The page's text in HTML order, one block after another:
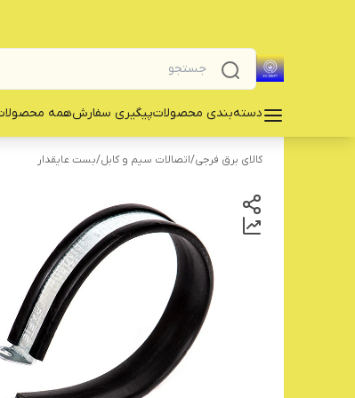
دسته‌بندی محصولاتپیگیری سفارشهمه
کالای برق فرجی/اتصالات سیم و کابل/بست عایقدار